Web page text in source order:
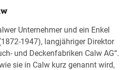
Unternehmer und ein Enkel
1947), langjähriger Direktor
und Deckenfabriken Calw AG“.
sie in Calw kurz genannt wird,